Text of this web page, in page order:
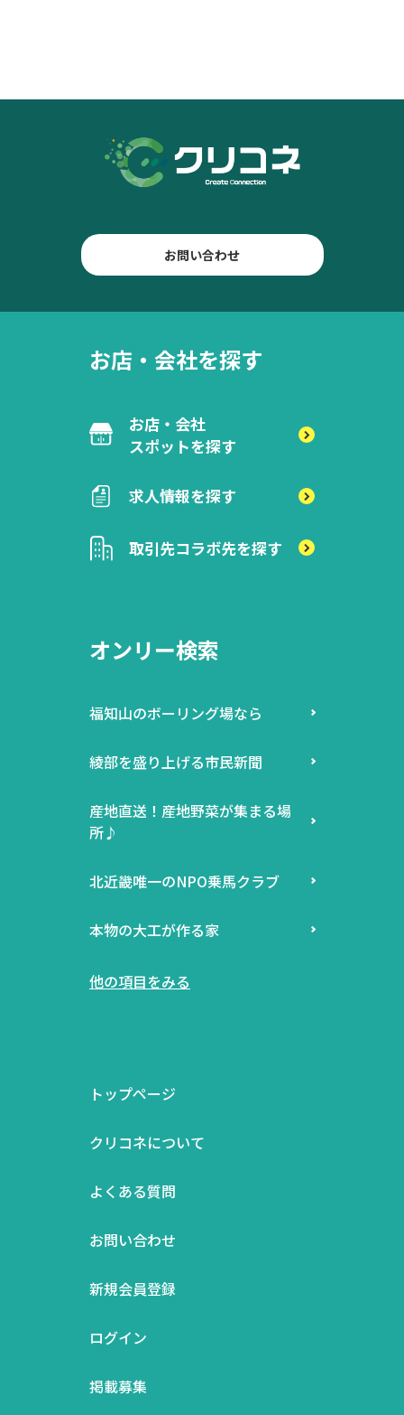
お問い合わせ
お店・会社を探す
お店・会社
スポットを探す
求人情報を探す
取引先コラボ先を探す
オンリー検索
福知山のボーリング場なら
綾部を盛り上げる市民新聞
産地直送！産地野菜が集まる場
所♪
北近畿唯一のNPO乗馬クラブ
本物の大工が作る家
他の項目をみる
トップページ
クリコネについて
よくある質問
お問い合わせ
新規会員登録
ログイン
掲載募集